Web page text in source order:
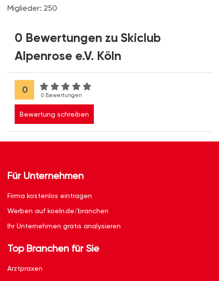
Miglieder: 250
0 Bewertungen zu Skiclub
Alpenrose e.V. Köln
0
0 Bewertungen
Bewertung schreiben
Für Unternehmen
Firma kostenlos eintragen
Werben auf koeln.de/branchen
Ihr Unternehmen gratis analysieren
Top Branchen für Sie
Arztpraxen